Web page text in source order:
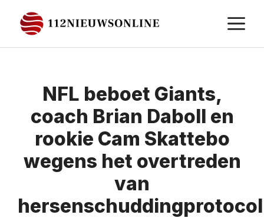
naar
de
NFL beboet Giants,
coach Brian Daboll en
rookie Cam Skattebo
wegens het overtreden
van